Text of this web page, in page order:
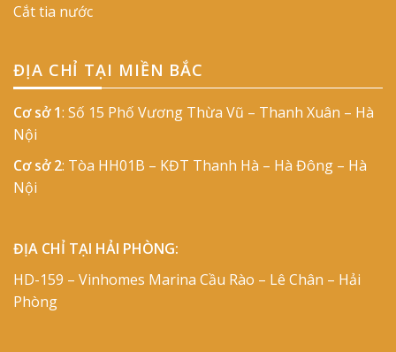
Cắt tia nước
ĐỊA CHỈ TẠI MIỀN BẮC
Cơ sở 1: Số 15 Phố Vương Thừa Vũ – Thanh Xuân – Hà
Nội
Cơ sở 2: Tòa HH01B – KĐT Thanh Hà – Hà Đông – Hà
Nội
ĐỊA CHỈ TẠI HẢI PHÒNG:
HD-159 – Vinhomes Marina Cầu Rào – Lê Chân – Hải
Phòng